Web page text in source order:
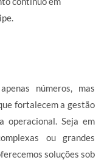
números, mas
fortalecem a gestão
operacional. Seja em
ou grandes
soluções sob